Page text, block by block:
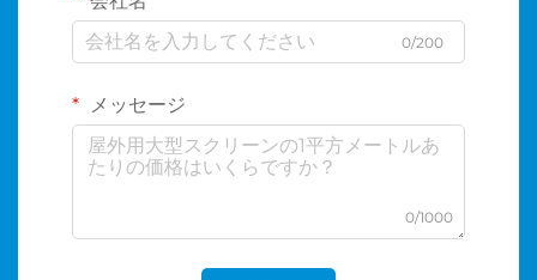
0/200
メッセージ
0/1000